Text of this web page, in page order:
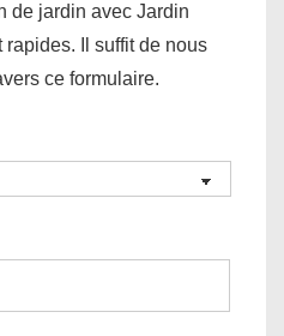
de jardin avec Jardin
rapides. Il suffit de nous
ce formulaire.